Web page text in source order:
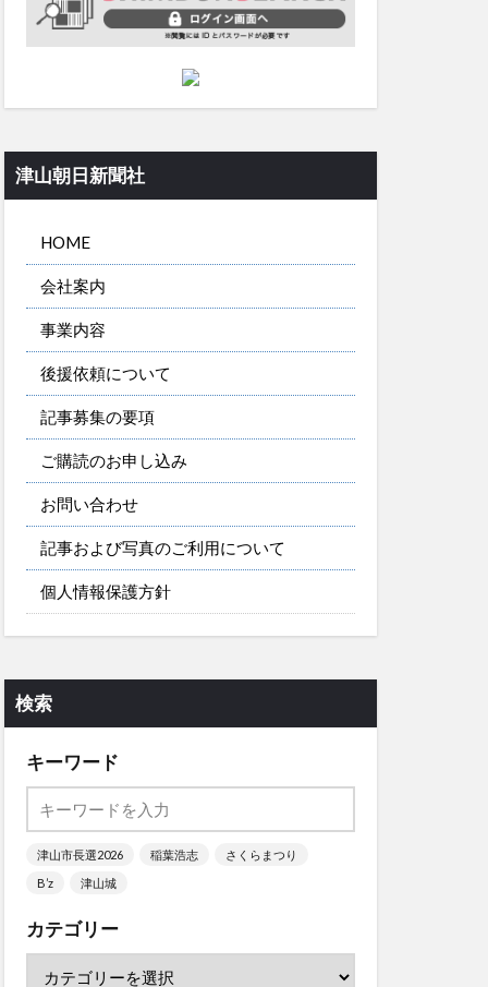
津山朝日新聞社
HOME
会社案内
事業内容
後援依頼について
記事募集の要項
ご購読のお申し込み
お問い合わせ
記事および写真のご利用について
個人情報保護方針
検索
キーワード
津山市長選2026 稲葉浩志
さくらまつり
B’z
津山城
カテゴリー